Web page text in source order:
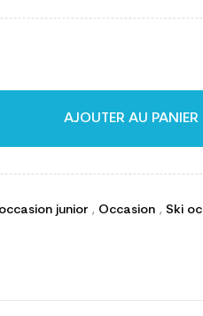
AJOUTER AU PANIER
junior , Occasion , Ski